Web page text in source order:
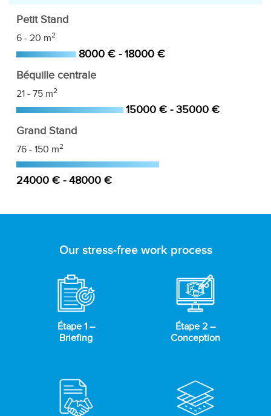
Petit Stand
6 - 20 m2
8000 € - 18000 €
Béquille centrale
21 - 75 m2
15000 € - 35000 €
Grand Stand
76 - 150 m2
24000 € - 48000 €
Our stress-free work process
Étape 1 –
Briefing
Étape 2 –
Conception